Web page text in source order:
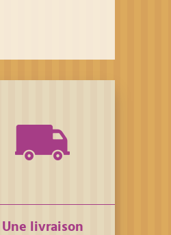
Une livraison